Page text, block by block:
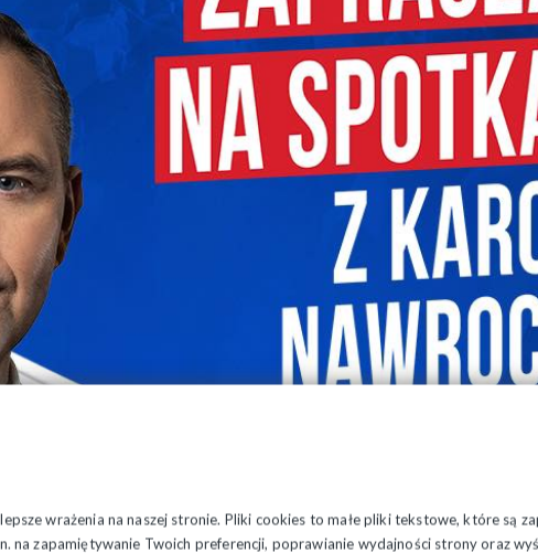
wrażenia na naszej stronie. Pliki cookies to małe pliki tekstowe, które są
na zapamiętywanie Twoich preferencji, poprawianie wydajności strony oraz